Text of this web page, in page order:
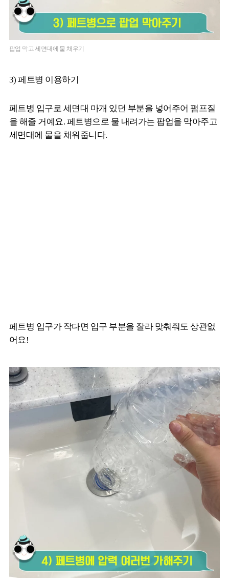
팝업 막고 세면대에 물 채우기
3) 페트병 이용하기
페트병 입구로 세면대 마개 있던 부분을 넣어주어 펌프질
을 해줄 거예요. 페트병으로 물 내려가는 팝업을 막아주고
세면대에 물을 채워줍니다.
페트병 입구가 작다면 입구 부분을 잘라 맞춰줘도 상관없
어요!